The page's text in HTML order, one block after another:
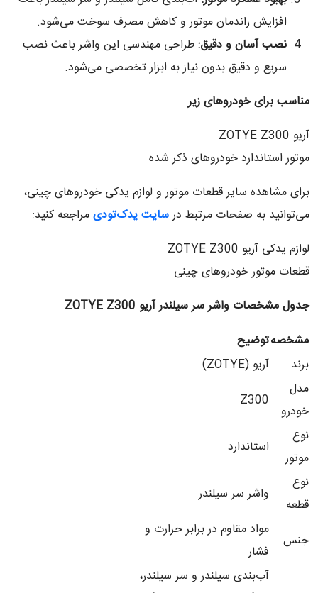
افزایش راندمان موتور و کاهش مصرف سوخت می‌شود.
نصب آسان و دقیق:طراحی مهندسی این واشر باعث نصب
سریع و دقیق بدون نیاز به ابزار تخصصی می‌شود.
مناسب برای خودروهای زیر
آریو ZOTYE Z300
موتور استاندارد خودروهای ذکر شده
برای مشاهده سایر قطعات موتور و لوازم یدکی خودروهای چینی،
می‌توانید به صفحات مرتبط درسایت یدک‌تودیمراجعه کنید:
لوازم یدکی آریو ZOTYE Z300
قطعات موتور خودروهای چینی
جدول مشخصات واشر سر سیلندر آریو
مشخصهتوضیح
برند
آریو (ZOTYE)
مدل
خودرو
Z300
نوع
موتور
استاندارد
نوع
قطعه
واشر سر سیلندر
جنس
مواد مقاوم در برابر حرارت و
فشار
آب‌بندی سیلندر و سر سیلندر،